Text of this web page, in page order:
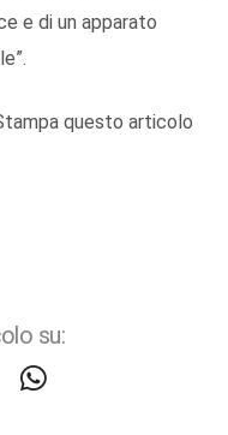
e di un apparato
questo articolo
su: